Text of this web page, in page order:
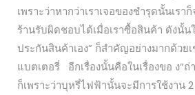
เพราะว่าหากว่าเราเจอของชำรุดนั้นเรา
ร้านรับผิดชอบได้เมื่อเราซื้อสินค้า ดังนั้น
ประกันสินค้าเอง” ก็สำคัญอย่างมากด้ว
แบตเตอรี่ อีกเรื่องนั้นคือในเรื่องขอ ง”
ก็เพราะว่าบุหรี่ไฟฟ้านั้นจะมีการใช้งาน